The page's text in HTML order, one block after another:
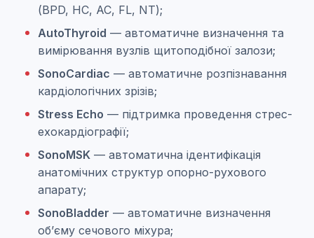
(BPD, HC, AC, FL, NT);
AutoThyroid — автоматичне визначення та
вимірювання вузлів щитоподібної залози;
SonoCardiac — автоматичне розпізнавання
кардіологічних зрізів;
Stress Echo — підтримка проведення стрес-
ехокардіографії;
SonoMSK — автоматична ідентифікація
анатомічних структур опорно-рухового
апарату;
SonoBladder — автоматичне визначення
об’єму сечового міхура;